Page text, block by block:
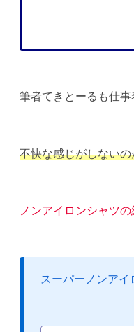
筆者てきとーるも仕事
不快な感じがしない
ノンアイロンシャツの
スーパーノンア